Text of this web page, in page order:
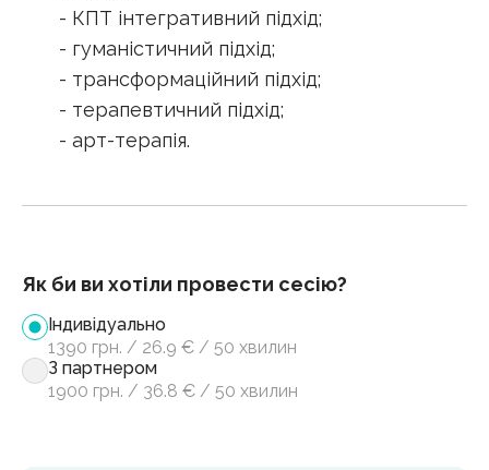
- КПТ інтегративний підхід;
- гуманістичний підхід;
- трансформаційний підхід;
- терапевтичний підхід;
- арт-терапія.
Як би ви хотіли провести сесію?
Індивідуально
1390 грн. / 26.9 € / 50 хвилин
З партнером
1900 грн. / 36.8 € / 50 хвилин